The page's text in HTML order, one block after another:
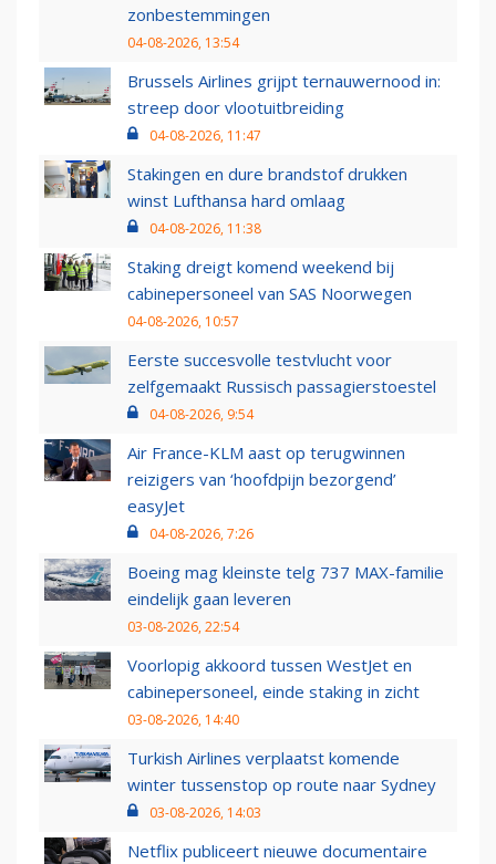
zonbestemmingen
04-08-2026, 13:54
Brussels Airlines grijpt ternauwernood in:
streep door vlootuitbreiding
04-08-2026, 11:47
Stakingen en dure brandstof drukken
winst Lufthansa hard omlaag
04-08-2026, 11:38
Staking dreigt komend weekend bij
cabinepersoneel van SAS Noorwegen
04-08-2026, 10:57
Eerste succesvolle testvlucht voor
zelfgemaakt Russisch passagierstoestel
04-08-2026, 9:54
Air France-KLM aast op terugwinnen
reizigers van ‘hoofdpijn bezorgend’
easyJet
04-08-2026, 7:26
Boeing mag kleinste telg 737 MAX-familie
eindelijk gaan leveren
03-08-2026, 22:54
Voorlopig akkoord tussen WestJet en
cabinepersoneel, einde staking in zicht
03-08-2026, 14:40
Turkish Airlines verplaatst komende
winter tussenstop op route naar Sydney
03-08-2026, 14:03
Netflix publiceert nieuwe documentaire